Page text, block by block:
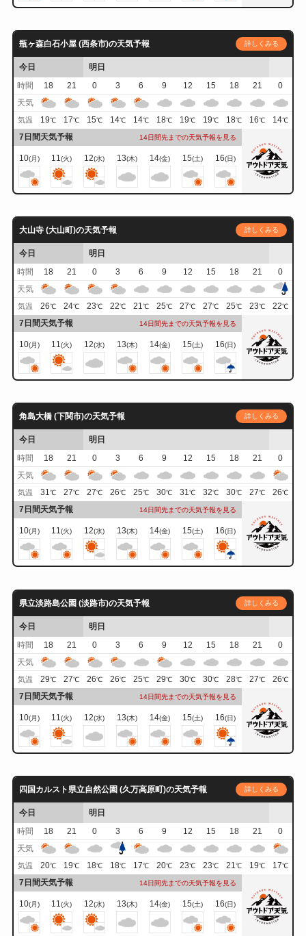
瓶ヶ森白石小屋 (西条市)の天気予報 詳しくみる
今日
明日
時間
18 21 0 3 6 9 12 15 18 21
0
天気
気温 19℃ 17℃ 15℃ 14℃ 14℃ 18℃ 19℃ 19℃ 18℃ 16℃ 14℃
7日間天気予報 14日間先までの天気予報を見る
10(月) 11(火) 12(水) 13(木) 14(金) 15(土) 16(日)
大山寺 (大山町)の天気予報 詳しくみる
今日
明日
時間
18 21 0 3 6 9 12 15 18 21
0
天気
気温 26℃ 24℃ 23℃ 22℃ 21℃ 25℃ 27℃ 27℃ 25℃ 23℃ 22℃
7日間天気予報 14日間先までの天気予報を見る
10(月) 11(火) 12(水) 13(木) 14(金) 15(土) 16(日)
角島大橋 (下関市)の天気予報 詳しくみる
今日
明日
時間
18 21 0 3 6 9 12 15 18 21
0
天気
気温 31℃ 27℃ 27℃ 26℃ 25℃ 30℃ 31℃ 32℃ 30℃ 27℃ 26℃
7日間天気予報 14日間先までの天気予報を見る
10(月) 11(火) 12(水) 13(木) 14(金) 15(土) 16(日)
県立淡路島公園 (淡路市)の天気予報 詳しくみる
今日
明日
時間
18 21 0 3 6 9 12 15 18 21
0
天気
気温 29℃ 27℃ 26℃ 26℃ 25℃ 29℃ 30℃ 30℃ 28℃ 27℃ 26℃
7日間天気予報 14日間先までの天気予報を見る
10(月) 11(火) 12(水) 13(木) 14(金) 15(土) 16(日)
四国カルスト県立自然公園 (久万高原町)の天気予報 詳しくみる
今日
明日
時間
18 21 0 3 6 9 12 15 18 21
0
天気
気温 20℃ 19℃ 18℃ 18℃ 17℃ 20℃ 23℃ 23℃ 21℃ 19℃ 17℃
7日間天気予報 14日間先までの天気予報を見る
10(月) 11(火) 12(水) 13(木) 14(金) 15(土) 16(日)